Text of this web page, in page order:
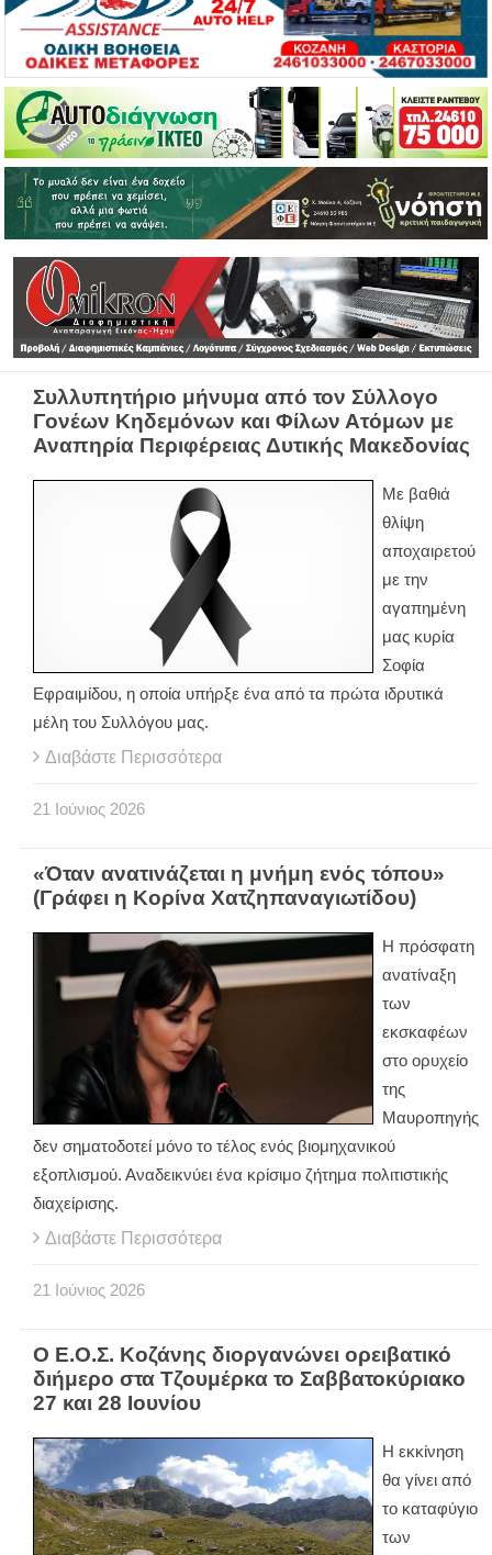
Συλλυπητήριο μήνυμα από τον Σύλλογο
Γονέων Κηδεμόνων και Φίλων Ατόμων με
Αναπηρία Περιφέρειας Δυτικής Μακεδονίας
Με βαθιά
θλίψη
αποχαιρετού
με την
αγαπημένη
μας κυρία
Σοφία
Εφραιμίδου, η οποία υπήρξε ένα από τα πρώτα ιδρυτικά
μέλη του Συλλόγου μας.
Διαβάστε Περισσότερα
21 Ιούνιος 2026
«Όταν ανατινάζεται η μνήμη ενός τόπου»
(Γράφει η Κορίνα Χατζηπαναγιωτίδου)
Η πρόσφατη
ανατίναξη
των
εκσκαφέων
στο ορυχείο
της
Μαυροπηγής
δεν σηματοδοτεί μόνο το τέλος ενός βιομηχανικού
εξοπλισμού. Αναδεικνύει ένα κρίσιμο ζήτημα πολιτιστικής
διαχείρισης.
Διαβάστε Περισσότερα
21 Ιούνιος 2026
Ο Ε.Ο.Σ. Κοζάνης διοργανώνει ορειβατικό
διήμερο στα Τζουμέρκα το Σαββατοκύριακο
27 και 28 Ιουνίου
Η εκκίνηση
θα γίνει από
το καταφύγιο
των